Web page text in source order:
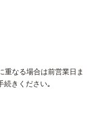
重なる場合は前営業日ま
続きください｡